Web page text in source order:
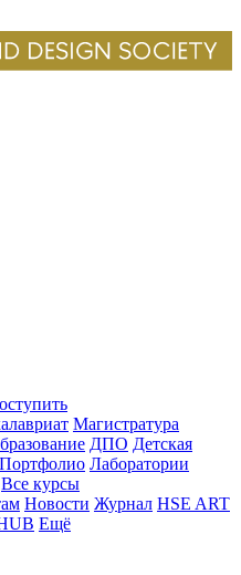
Магистратура
ДПО Детская
Портфолио Лаборатории
Все курсы
Новости Журнал HSE ART
Ещё